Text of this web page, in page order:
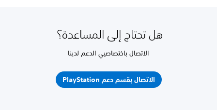
هل تحتاج إلى المساعدة؟
الاتصال باختصاصيي الدعم لدينا
الاتصال بقسم دعم PlayStation